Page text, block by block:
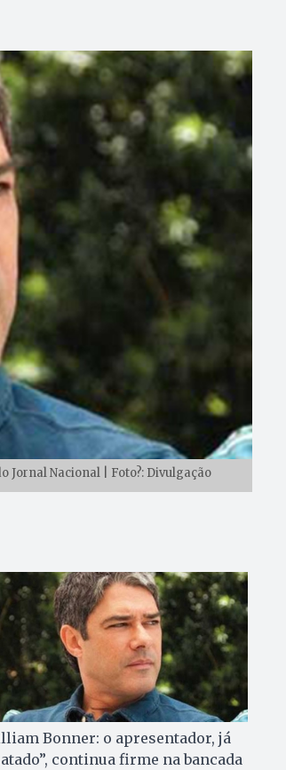
Nacional | Foto?: Divulgação
Bonner: o apresentador, já
continua firme na bancada